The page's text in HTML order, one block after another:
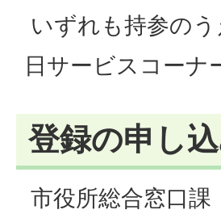
いずれも持参の
日サービスコーナ
登録の申し
市役所総合窓口